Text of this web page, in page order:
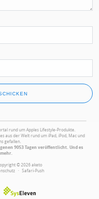
rund um Apples Lifestyle-Produkte.
aus der Welt rund um iPad, iPod, Mac und
gefallen.
9053 Tagen veröffentlicht. Und es
© 2026 aketo
· Safari-Push